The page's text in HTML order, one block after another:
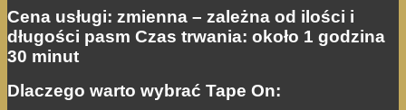
Cena usługi: zmienna – zależna od ilości i
długości pasm Czas trwania: około 1 godzina
30 minut
Dlaczego warto wybrać Tape On:
Marketing
Udostępniając
zainteresowania i
zachowania